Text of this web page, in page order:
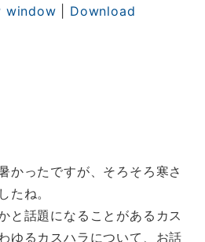
window Download
かったですが、そろそろ寒さ
たね。
と話題になることがあるカス
ゆるカスハラについて、お話